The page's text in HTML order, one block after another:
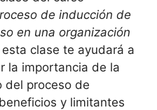
de inducción de
en una organización
clase te ayudará a
la importancia de la
del proceso de
y limitantes